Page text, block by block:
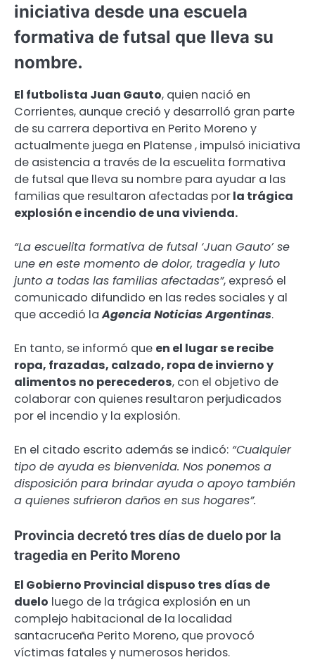
iniciativa desde una escuela
formativa de futsal que lleva su
nombre.
El futbolista Juan Gauto, quien nació en
Corrientes, aunque creció y desarrolló gran parte
de su carrera deportiva en Perito Moreno y
actualmente juega en Platense , impulsó iniciativa
de asistencia a través de la escuelita formativa
de futsal que lleva su nombre para ayudar a las
familias que resultaron afectadas porla trágica
explosión e incendio de una vivienda.
“La escuelita formativa de futsal ‘Juan Gauto’ se
une en este momento de dolor, tragedia y luto
junto a todas las familias afectadas”, expresó el
comunicado difundido en las redes sociales y al
que accedió laAgencia Noticias Argentinas.
En tanto, se informó que en el lugar se recibe
ropa, frazadas, calzado, ropa de invierno y
alimentos no perecederos, con el objetivo de
colaborar con quienes resultaron perjudicados
por el incendio y la explosión.
En el citado escrito además se indicó: “Cualquier
tipo de ayuda es bienvenida. Nos ponemos a
disposición para brindar ayuda o apoyo también
a quienes sufrieron daños en sus hogares”.
Provincia decretó tres días de duelo por la
tragedia en Perito Moreno
El Gobierno Provincial dispuso tres días de
duelo luego de la trágica explosión en un
complejo habitacional de la localidad
santacruceña Perito Moreno, que provocó
víctimas fatales y numerosos heridos.